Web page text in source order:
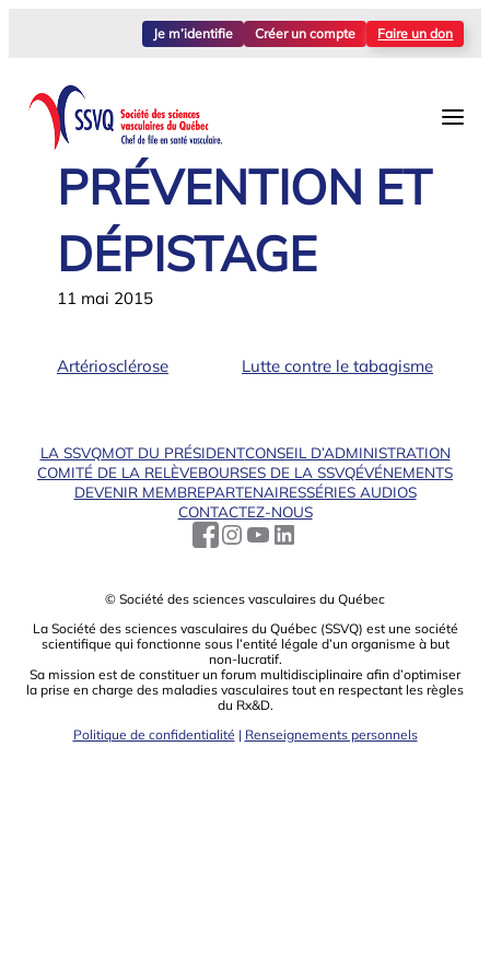
Je m’identifie Créer un compte Faire un don
PRÉVENTION ET
DÉPISTAGE
11 mai 2015
Artériosclérose Lutte contre le tabagisme
LA SSVQMOT DU PRÉSIDENTCONSEIL D’ADMINISTRATION
COMITÉ DE LA RELÈVEBOURSES DE LA SSVQÉVÉNEMENTS
DEVENIR MEMBREPARTENAIRESSÉRIES AUDIOS
CONTACTEZ-NOUS
© Société des sciences vasculaires du Québec
La Société des sciences vasculaires du Québec (SSVQ) est une société
scientiﬁque qui fonctionne sous l’entité légale d’un organisme à but
non-lucratif.
Sa mission est de constituer un forum multidisciplinaire aﬁn d’optimiser
la prise en charge des maladies vasculaires tout en respectant les règles
du Rx&D.
Politique de confidentialité | Renseignements personnels